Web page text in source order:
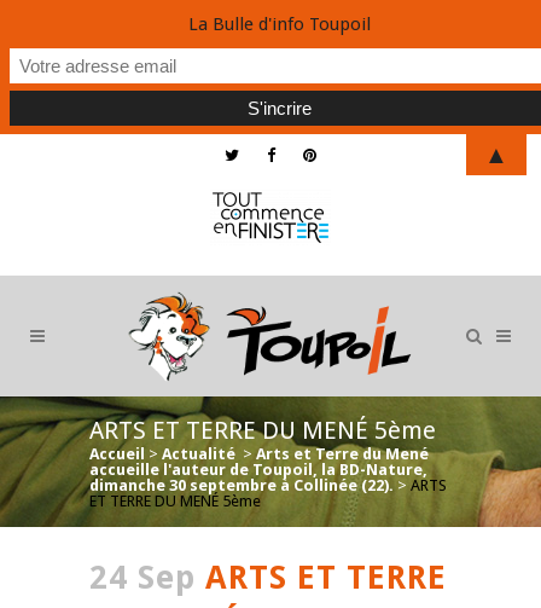
ARTS ET TERRE DU MENÉ 5ème
Accueil > Actualité > Arts et Terre du Mené
accueille l'auteur de Toupoil, la BD-Nature,
dimanche 30 septembre à Collinée (22). > ARTS
ET TERRE DU MENÉ 5ème
24 Sep ARTS ET TERRE
La Bulle d'info Toupoil
▲